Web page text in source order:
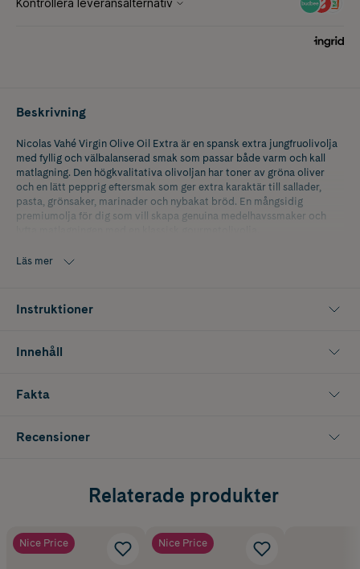
Beskrivning
Nicolas Vahé Virgin Olive Oil Extra är en spansk extra jungfruolivolja
med fyllig och välbalanserad smak som passar både varm och kall
matlagning. Den högkvalitativa olivoljan har toner av gröna oliver
och en lätt pepprig eftersmak som ger extra karaktär till sallader,
pasta, grönsaker, marinader och nybakat bröd. En mångsidig
premiumolja för dig som vill skapa genuina medelhavssmaker och
Innehåller 500 ml.
Läs mer
Instruktioner
Innehåll
Fakta
Recensioner
Relaterade produkter
Nice Price Nice Price